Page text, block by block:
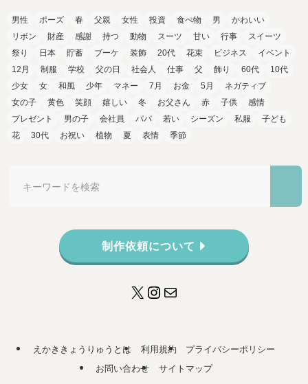
男性 ポーズ 春 父親 女性 投資 食べ物 男
かわいい
リボン
財産 感謝 持つ 動物 スーツ 甘い 行事
スイーツ
祭り
日本 貯蓄 ブーケ 装飾 20代 花束 ビジネス
イベント
12月
制服 学校 父の日 社会人 仕事 父 飾り 60代
10代
少女
女 和風 少年 マネー 7月 お金 5月
ネガティブ
女の子
黄色 笑顔 嬉しい 冬 お父さん 赤 子供
感情
プレゼント
男の子 会社員 パパ 若い シーズン 私服
子ども
花
30代 お祝い 植物 夏 表情 季節
制作依頼について
X Instagram
メール
えかききょうりゅうとは 利用規約
プライバシーポリシー
お問い合わせ
サイトマップ